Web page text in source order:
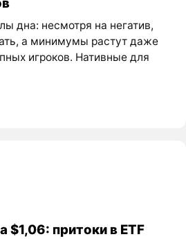
дна: несмотря на негатив,
а минимумы растут даже
игроков. Нативные для
$1,06: притоки в ETF